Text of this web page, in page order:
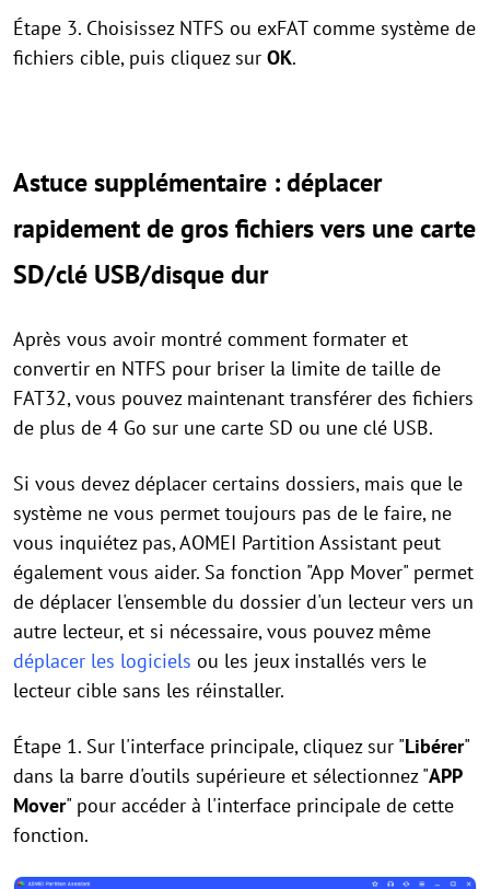
Étape 3. Choisissez NTFS ou exFAT comme système de
fichiers cible, puis cliquez sur OK.
Astuce supplémentaire : déplacer
rapidement de gros fichiers vers une carte
SD/clé USB/disque dur
Après vous avoir montré comment formater et
convertir en NTFS pour briser la limite de taille de
FAT32, vous pouvez maintenant transférer des fichiers
de plus de 4 Go sur une carte SD ou une clé USB.
Si vous devez déplacer certains dossiers, mais que le
système ne vous permet toujours pas de le faire, ne
vous inquiétez pas, AOMEI Partition Assistant peut
également vous aider. Sa fonction "App Mover" permet
de déplacer l'ensemble du dossier d'un lecteur vers un
autre lecteur, et si nécessaire, vous pouvez même
déplacer les logiciels ou les jeux installés vers le
lecteur cible sans les réinstaller.
Étape 1. Sur l'interface principale, cliquez sur "Libérer"
dans la barre d'outils supérieure et sélectionnez "APP
Mover" pour accéder à l'interface principale de cette
fonction.